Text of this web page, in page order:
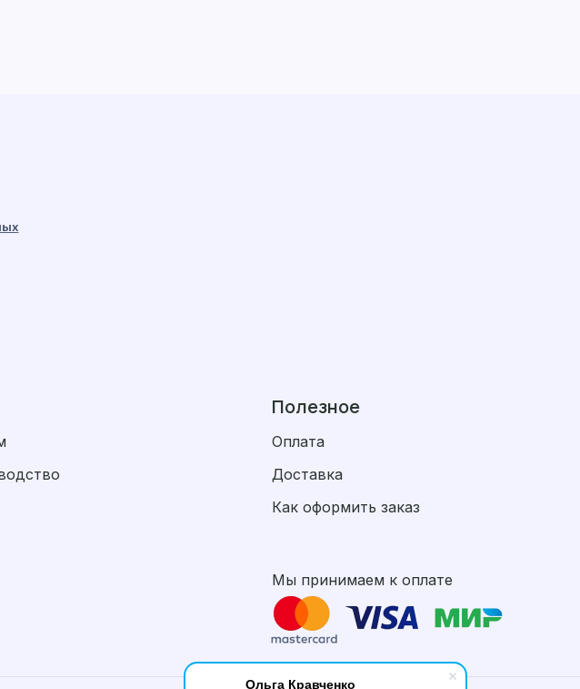
Ольга Кравченко
Полезное
Оплата
Доставка
Как оформить заказ
Мы принимаем к оплате